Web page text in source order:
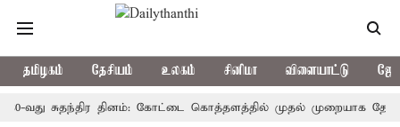
தமிழகம் தேசியம் உலகம் சினிமா விளையாட்டு
சுதந்திர தினம்: கோட்டை கொத்தளத்தில் முதல் முறையாக தேசிய